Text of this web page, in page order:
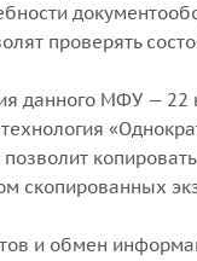
проверять
данного МФУ —
позволит
скопированных
и обмен